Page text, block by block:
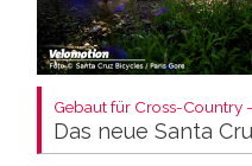
Gebaut für Cross-Country
Das neue Santa